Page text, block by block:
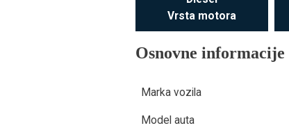
Vrsta motora
Osnovne informacije
Marka vozila
Model auta